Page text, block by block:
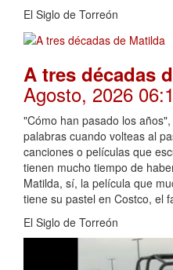
El Siglo de Torreón
A tres décadas
Agosto, 2026
"Cómo han pasado los
palabras cuando volteas al
canciones o películas que
tienen mucho tiempo de
Matilda, sí, la película que
tiene su pastel en Costco, el
El Siglo de Torreón